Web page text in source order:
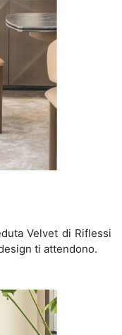
Velvet di Riflessi
ti attendono.